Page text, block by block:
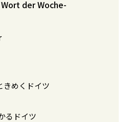
der Woche-
きめくドイツ
るドイツ